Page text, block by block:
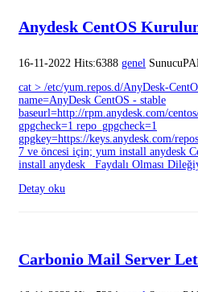
Anydesk CentOS
16-11-2022 Hits:6388 genel
cat > /etc/yum.repos.d/AnyDesk-
name=AnyDesk CentOS - stable
baseurl=http://rpm.anydesk.com/
gpgcheck=1 repo_gpgcheck=1
gpgkey=https://keys.anydesk.com/
7 ve öncesi için; yum install anydesk
install anydesk Faydalı Olması
Detay oku
Carbonio Mail Server